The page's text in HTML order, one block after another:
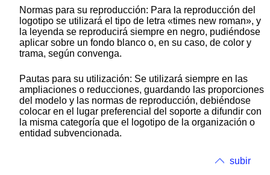
Normas para su reproducción: Para la reproducción del
logotipo se utilizará el tipo de letra «times new roman», y
la leyenda se reproducirá siempre en negro, pudiéndose
aplicar sobre un fondo blanco o, en su caso, de color y
trama, según convenga.
Pautas para su utilización: Se utilizará siempre en las
ampliaciones o reducciones, guardando las proporciones
del modelo y las normas de reproducción, debiéndose
colocar en el lugar preferencial del soporte a difundir con
la misma categoría que el logotipo de la organización o
entidad subvencionada.
subir